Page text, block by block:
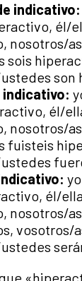
indicativo:
él/
nosotros/
sois
son
indicativo:
él/
nosotros/
fuisteis
él/
nosotros/
vosotros/